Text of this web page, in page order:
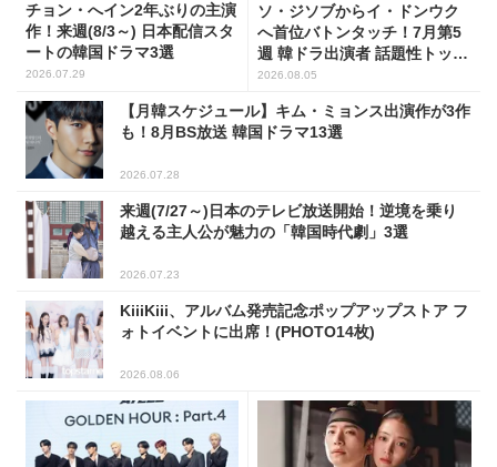
チョン・へイン2年ぶりの主演
作！来週(8/3～) 日本配信スタ
ートの韓国ドラマ3選
2026.07.29
ソ・ジソブからイ・ドンウク
へ首位バトンタッチ！7月第5
週 韓ドラ出演者 話題性トップ
5
2026.08.05
【月韓スケジュール】キム・ミョンス出演作が3作
も！8月BS放送 韓国ドラマ13選
2026.07.28
来週(7/27～)日本のテレビ放送開始！逆境を乗り
越える主人公が魅力の「韓国時代劇」3選
2026.07.23
KiiiKiii、アルバム発売記念ポップアップストア フ
ォトイベントに出席！(PHOTO14枚)
2026.08.06